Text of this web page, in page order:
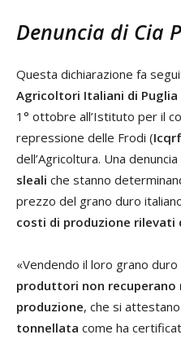
Denuncia di Cia
Questa dichiarazione fa
Agricoltori Italiani di Puglia
1° ottobre all’Istituto per il
repressione delle Frodi (Icqrf
dell’Agricoltura. Una
sleali che stanno
prezzo del grano duro
costi di produzione rilevati
«Vendendo il loro grano duro
produttori non recuperano
produzione, che si
tonnellata come ha